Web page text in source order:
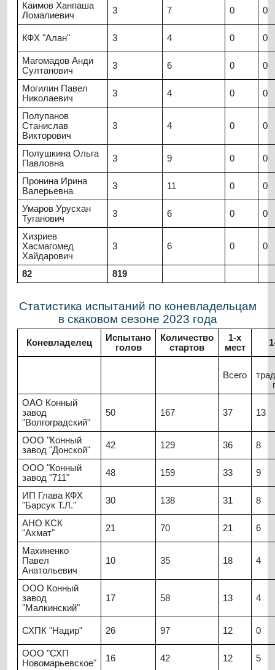
Каимов Ханпаша
Ломалиевич
3 7 0 0
КФХ "Алан" 3 4 0 0
Магомадов Анди
Султанович
3 6 0 0
Могилин Павел
Николаевич
3 4 0 0
Полупанов
Станислав
Викторович
3 4 0 0
Полушкина Ольга
Павловна
3 9 0 0
Пронина Ирина
Валерьевна
3 11 0 0
Умаров Урусхан
Туганович
3 6 0 0
Хизриев
Хасмагомед
Хайдарович
3 6 0 0
82 819
Статистика испытаний по коневладельцам
в скаковом сезоне 2023 года
Коневладелец
Испытано
голов
Количество
стартов
1-х
мест
Всего
ОАО Конный
завод
"Волгоградский"
50 167 37 13
ООО "Конный
завод "Донской"
42 129 36 8
ООО "Конный
завод "711"
48 159 33 9
ИП Глава КФХ
"Барсук Т.Л."
30 138 31 8
АНО КСК
"Ахмат"
21 70 21 6
Махиненко
Павел
Анатольевич
10 35 18 4
ООО Конный
завод
"Малкинский"
17 58 13 4
СХПК "Надир" 26 97 12 0
ООО "СХП
Новомарьевское"
16 42 12 5